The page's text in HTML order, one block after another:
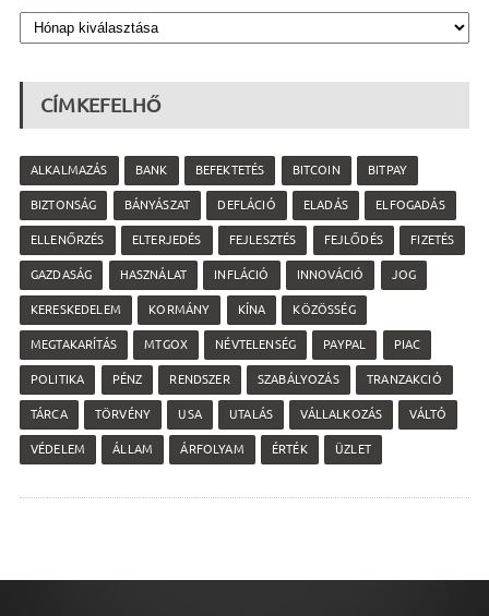
CÍMKEFELHŐ
ALKALMAZÁS BANK BEFEKTETÉS BITCOIN BITPAY
BIZTONSÁG BÁNYÁSZAT DEFLÁCIÓ ELADÁS ELFOGADÁS
ELLENŐRZÉS ELTERJEDÉS FEJLESZTÉS FEJLŐDÉS FIZETÉS
GAZDASÁG HASZNÁLAT INFLÁCIÓ INNOVÁCIÓ JOG
KERESKEDELEM KORMÁNY KÍNA KÖZÖSSÉG
MEGTAKARÍTÁS MTGOX NÉVTELENSÉG PAYPAL PIAC
POLITIKA PÉNZ RENDSZER SZABÁLYOZÁS TRANZAKCIÓ
TÁRCA TÖRVÉNY USA UTALÁS VÁLLALKOZÁS VÁLTÓ
VÉDELEM ÁLLAM ÁRFOLYAM ÉRTÉK ÜZLET